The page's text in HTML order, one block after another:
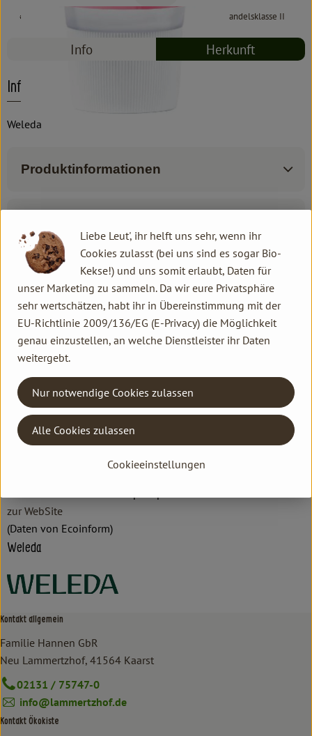
#8372 Handelsklasse II
Info Herkunft
Info
Weleda
Produktinformationen
Herkunft
Hersteller: Weleda
DV
Weleda AG
D 73525 Schwäbisch Gmünd
zur WebSite
(Daten von Ecoinform)
Weleda
Kontakt allgemein
Familie Hannen GbR
Neu Lammertzhof, 41564 Kaarst
02131 / 75747-0
info@lammertzhof.de
Kontakt Ökokiste
Liebe Leut', ihr helft uns sehr, wenn ihr
Cookies zulasst (bei uns sind es sogar Bio-
Kekse!) und uns somit erlaubt, Daten für
unser Marketing zu sammeln. Da wir eure Privatsphäre
sehr wertschätzen, habt ihr in Übereinstimmung mit der
EU-Richtlinie 2009/136/EG (E-Privacy) die Möglichkeit
genau einzustellen, an welche Dienstleister ihr Daten
weitergebt.
Cookieeinstellungen
Nur notwendige Cookies zulassen
Alle Cookies zulassen